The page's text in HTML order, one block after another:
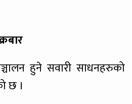
हुने सवारी साधनहरुको
छ ।